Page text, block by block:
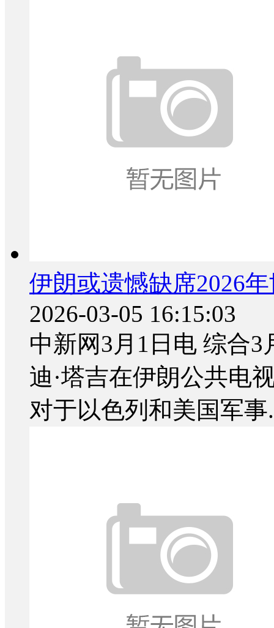
伊朗或遗憾缺席2026
2026-03-05 16:15:03
中新网3月1日电 综合
迪·塔吉在伊朗公共电
对于以色列和美国军事